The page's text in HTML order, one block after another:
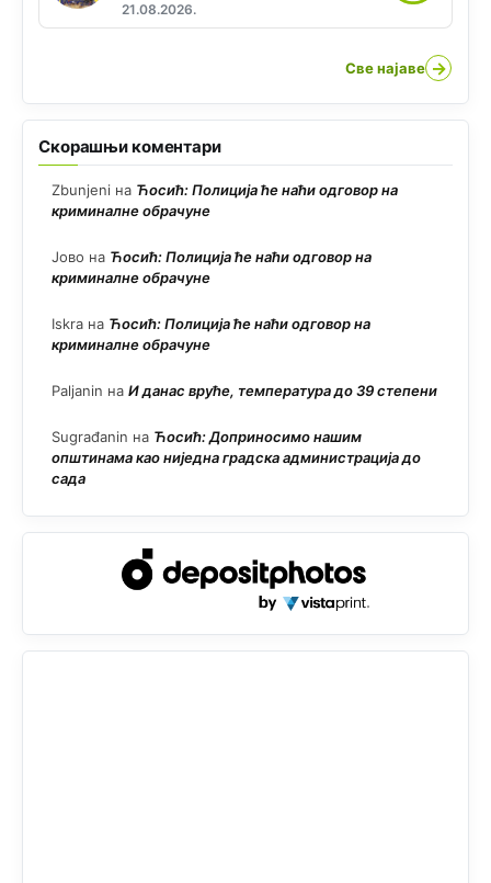
21.08.2026.
Све најаве →
Скорашњи коментари
Zbunjeni на Ћосић: Полиција ће наћи одговор на
криминалне обрачуне
Јово на Ћосић: Полиција ће наћи одговор на
криминалне обрачуне
Iskra на Ћосић: Полиција ће наћи одговор на
криминалне обрачуне
Paljanin на И данас вруће, температура до 39 степени
Sugrađanin на Ћосић: Доприносимо нашим
општинама као ниједна градска администрација до
сада